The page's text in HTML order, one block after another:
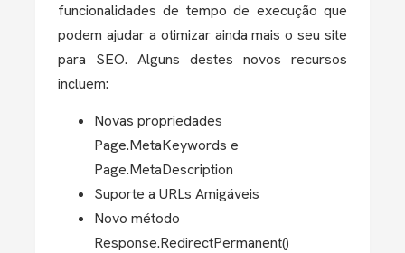
funcionalidades de tempo de execução que
podem ajudar a otimizar ainda mais o seu site
para SEO. Alguns destes novos recursos
incluem:
Novas propriedades
Page.MetaKeywords e
Page.MetaDescription
Suporte a URLs Amigáveis
Novo método
Response.RedirectPermanent()